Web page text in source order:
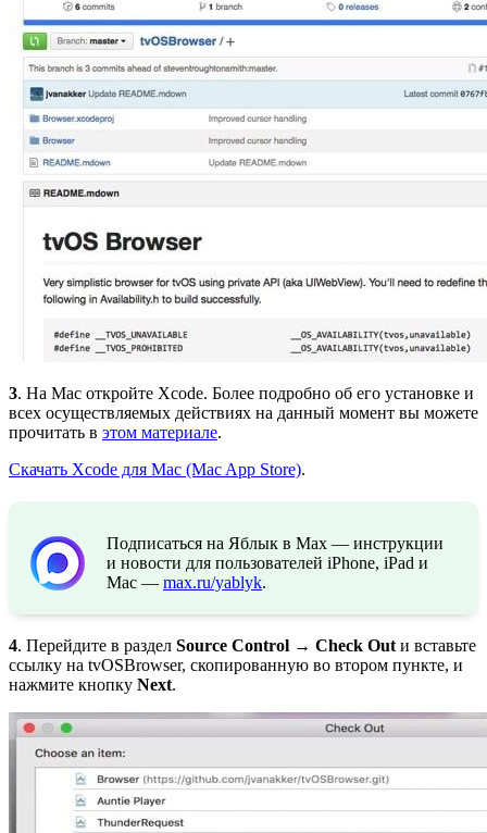
3. На Mac откройте Xcode. Более подробно об его установке и
всех осуществляемых действиях на данный момент вы можете
прочитать в этом материале.
Скачать Xcode для Mac (Mac App Store).
Подписаться на Яблык в Max — инструкции
и новости для пользователей iPhone, iPad и
Mac — max.ru/yablyk.
4. Перейдите в раздел Source Control → Check Out и вставьте
ссылку на tvOSBrowser, скопированную во втором пункте, и
нажмите кнопку Next.